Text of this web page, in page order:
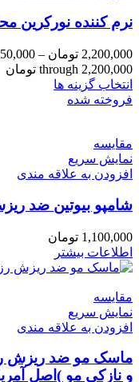
نرم کننده نورکرین
2,200,000 تومان –
through 2,200,000 تومان
انتخاب گزینه ها
فروخته شده
مقايسه
نمایش سریع
افزودن به علاقه مندی
شامپو بیوتین ضد
1,100,000 تومان
اطلاعات بیشتر
مقايسه
نمایش سریع
افزودن به علاقه مندی
ماسک مو ضد ریزش
و نازکی مو )اصل